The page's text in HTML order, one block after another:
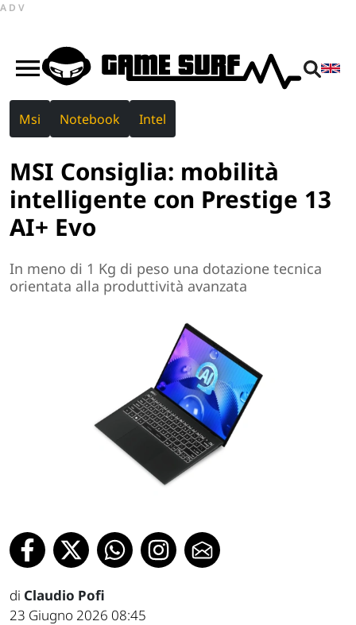
ADV
Msi Notebook Intel
MSI Consiglia: mobilità
intelligente con Prestige 13
AI+ Evo
In meno di 1 Kg di peso una dotazione tecnica
orientata alla produttività avanzata
di Claudio Pofi
23 Giugno 2026 08:45